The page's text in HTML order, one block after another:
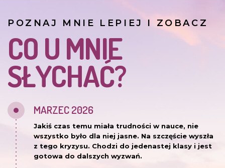
POZNAJ MNIE LEPIEJ I ZOBACZ
CO U MNIE
SŁYCHAĆ?
MARZEC 2026
Jakiś czas temu miała trudności w nauce, nie
wszystko było dla niej jasne. Na szczęście wyszła
z tego kryzysu. Chodzi do jedenastej klasy i jest
gotowa do dalszych wyzwań.